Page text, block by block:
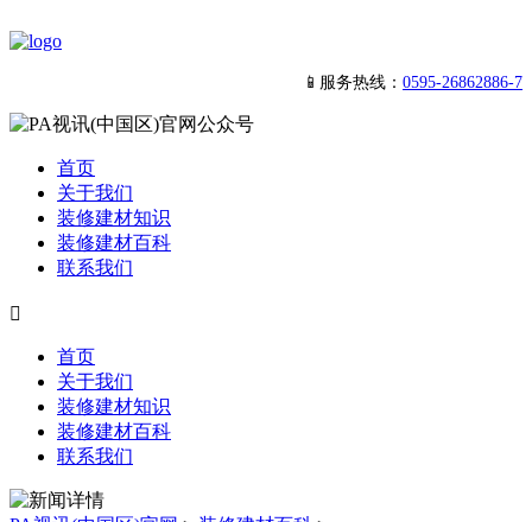
📱服务热线： 0595-26862886-7
首页
关于我们
装修建材知识
装修建材百科
联系我们

首页
关于我们
装修建材知识
装修建材百科
联系我们